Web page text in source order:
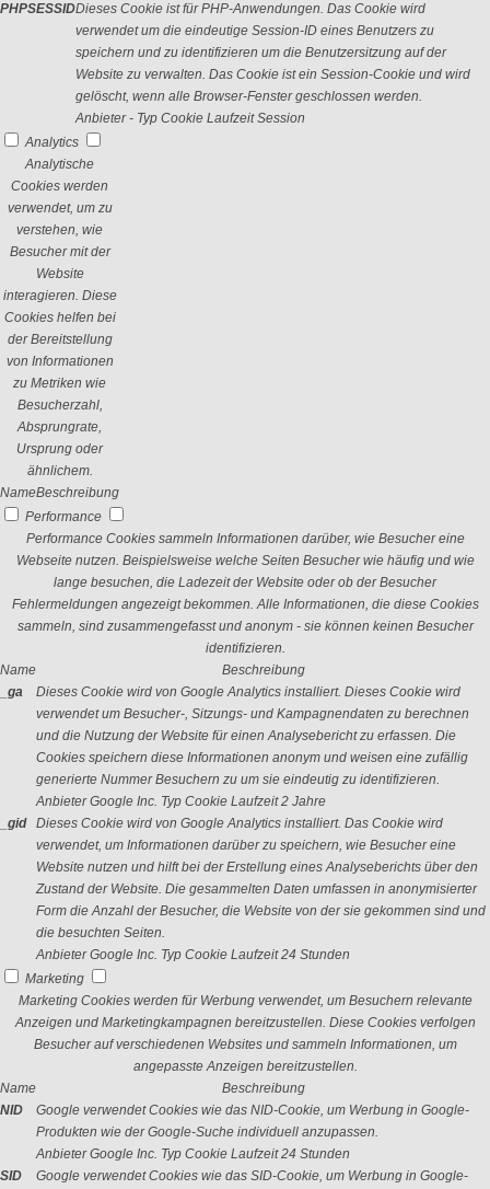
PHPSESSIDDieses Cookie ist für PHP-Anwendungen. Das Cookie wird
verwendet um die eindeutige Session-ID eines Benutzers zu
speichern und zu identifizieren um die Benutzersitzung auf der
Website zu verwalten. Das Cookie ist ein Session-Cookie und wird
gelöscht, wenn alle Browser-Fenster geschlossen werden.
Anbieter - Typ Cookie Laufzeit Session
Analytics
Analytische
Cookies werden
verwendet, um zu
verstehen, wie
Besucher mit der
Website
interagieren. Diese
Cookies helfen bei
der Bereitstellung
von Informationen
zu Metriken wie
Besucherzahl,
Absprungrate,
Ursprung oder
ähnlichem.
NameBeschreibung
Performance
Performance Cookies sammeln Informationen darüber, wie Besucher eine
Webseite nutzen. Beispielsweise welche Seiten Besucher wie häufig und wie
lange besuchen, die Ladezeit der Website oder ob der Besucher
Fehlermeldungen angezeigt bekommen. Alle Informationen, die diese Cookies
sammeln, sind zusammengefasst und anonym - sie können keinen Besucher
identifizieren.
Name
Beschreibung
_ga
Dieses Cookie wird von Google Analytics installiert. Dieses Cookie wird
verwendet um Besucher-, Sitzungs- und Kampagnendaten zu berechnen
und die Nutzung der Website für einen Analysebericht zu erfassen. Die
Cookies speichern diese Informationen anonym und weisen eine zufällig
generierte Nummer Besuchern zu um sie eindeutig zu identifizieren.
Anbieter Google Inc. Typ Cookie Laufzeit 2 Jahre
_gid
Dieses Cookie wird von Google Analytics installiert. Das Cookie wird
verwendet, um Informationen darüber zu speichern, wie Besucher eine
Website nutzen und hilft bei der Erstellung eines Analyseberichts über den
Zustand der Website. Die gesammelten Daten umfassen in anonymisierter
Form die Anzahl der Besucher, die Website von der sie gekommen sind und
die besuchten Seiten.
Anbieter Google Inc. Typ Cookie Laufzeit 24 Stunden
Marketing
Marketing Cookies werden für Werbung verwendet, um Besuchern relevante
Anzeigen und Marketingkampagnen bereitzustellen. Diese Cookies verfolgen
Besucher auf verschiedenen Websites und sammeln Informationen, um
angepasste Anzeigen bereitzustellen.
Name
Beschreibung
NID
Google verwendet Cookies wie das NID-Cookie, um Werbung in Google-
Produkten wie der Google-Suche individuell anzupassen.
Anbieter Google Inc. Typ Cookie Laufzeit 24 Stunden
SID
Google verwendet Cookies wie das SID-Cookie, um Werbung in Google-